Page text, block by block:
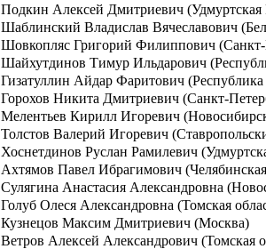
Подкин Алексей Дмитриевич (Удмуртская
Шаблинский Владислав Вячеславович
Шовкопляс Григорий Филиппович (Санкт-
Шайхутдинов Тимур Ильдарович
Гизатуллин Айдар Фаритович (Республика
Горохов Никита Дмитриевич (Санкт-
Мелентьев Кирилл Игоревич
Толстов Валерий Игоревич
Хоснетдинов Руслан Рамилевич
Ахтямов Павел Ибрагимович
Сулягина Анастасия Александровна
Голуб Олеся Александровна (Томская
Кузнецов Максим Дмитриевич (Москва)
Ветров Алексей Александрович (Томская